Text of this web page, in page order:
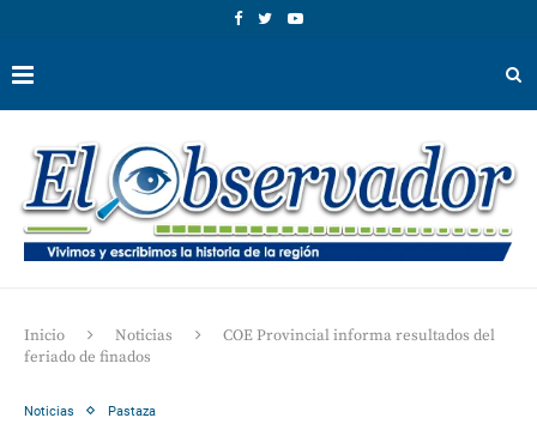
Inicio Noticias
COE Provincial informa resultados del
feriado de finados
Noticias Pastaza